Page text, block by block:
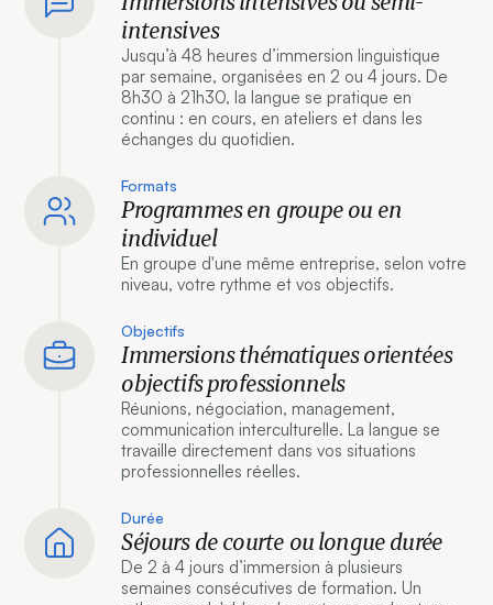
intensives
Jusqu’à 48 heures d’immersion linguistique
par semaine, organisées en 2 ou 4 jours. De
8h30 à 21h30, la langue se pratique en
continu : en cours, en ateliers et dans les
échanges du quotidien.
Formats
Programmes en groupe ou en
individuel
En groupe d'une même entreprise, selon votre
niveau, votre rythme et vos objectifs.
Objectifs
Immersions thématiques orientées
objectifs professionnels
Réunions, négociation, management,
communication interculturelle. La langue se
travaille directement dans vos situations
professionnelles réelles.
Durée
Séjours de courte ou longue durée
De 2 à 4 jours d’immersion à plusieurs
semaines consécutives de formation. Un